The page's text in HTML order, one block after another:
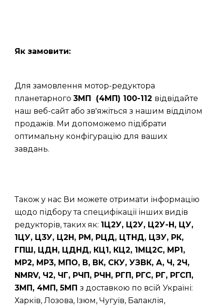
Як замовити:
Для замовлення мотор-редуктора
планетарного 3МП (4МП) 100-112 відвідайте
наш веб-сайт або зв'яжіться з нашим відділом
продажів. Ми допоможемо підібрати
оптимальну конфігурацію для ваших
завдань.
Також у нас Ви можете отримати інформацію
щодо підбору та специфікації інших видів
редукторів, таких як: 1Ц2У, Ц2У, Ц2У-Н, ЦУ,
1ЦУ, Ц3У, Ц2Н, РМ, РЦД, ЦТНД, ЦЗУ, РК,
ГПШ, ЦДН, ЦДНД, КЦ1, КЦ2, 1МЦ2С, МР1,
МР2, МР3, МПО, В, ВК, СКУ, УЗВК, А, Ч, 2Ч,
NMRV, Ч2, ЧГ, РЧП, РЧН, РГП, РГС, РГ, РГСП,
3МП, 4МП, 5МП з доставкою по всій Україні:
Харків, Лозова, Ізюм, Чугуїв, Балаклія,